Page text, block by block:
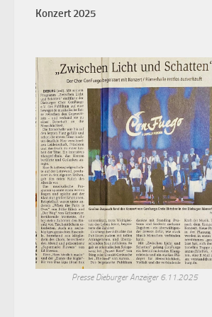
Konzert 2025
Presse Dieburger Anzeiger 6.11.2025